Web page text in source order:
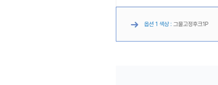
옵션 1 색상 : 그물고정후크1P